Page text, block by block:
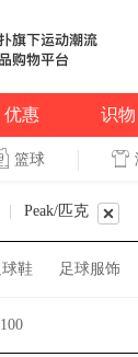
优惠 识物
篮球
Peak/匹克
球鞋 足球服饰